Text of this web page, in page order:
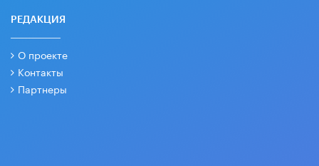
РЕДАКЦИЯ
О проекте
Контакты
Партнеры